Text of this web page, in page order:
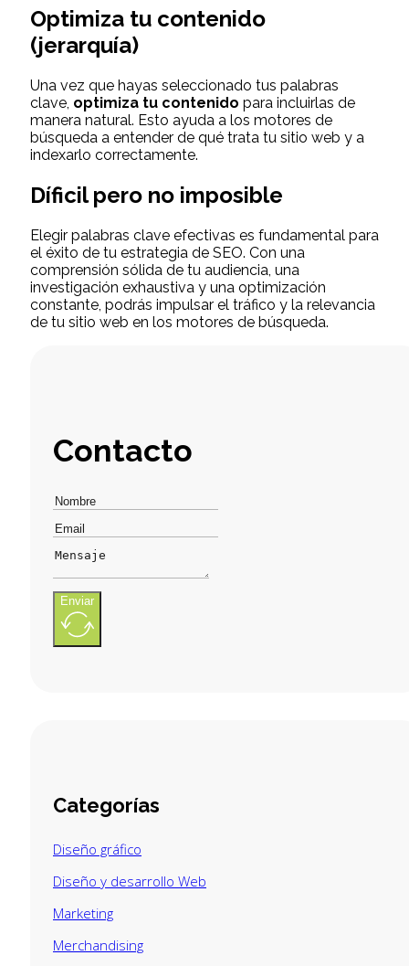
Optimiza tu contenido
(jerarquía)
Una vez que hayas seleccionado tus palabras
clave, optimiza tu contenido para incluirlas de
manera natural. Esto ayuda a los motores de
búsqueda a entender de qué trata tu sitio web y a
indexarlo correctamente.
Díficil pero no imposible
Elegir palabras clave efectivas es fundamental para
el éxito de tu estrategia de SEO. Con una
comprensión sólida de tu audiencia, una
investigación exhaustiva y una optimización
constante, podrás impulsar el tráfico y la relevancia
de tu sitio web en los motores de búsqueda.
Contacto
Enviar
Categorías
Diseño gráfico
Diseño y desarrollo Web
Marketing
Merchandising